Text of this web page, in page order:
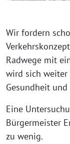
Wir for­dern
Radwege mit
wird sich wei­ter
Gesundheit
Eine
Bürgermeister
zu wenig.